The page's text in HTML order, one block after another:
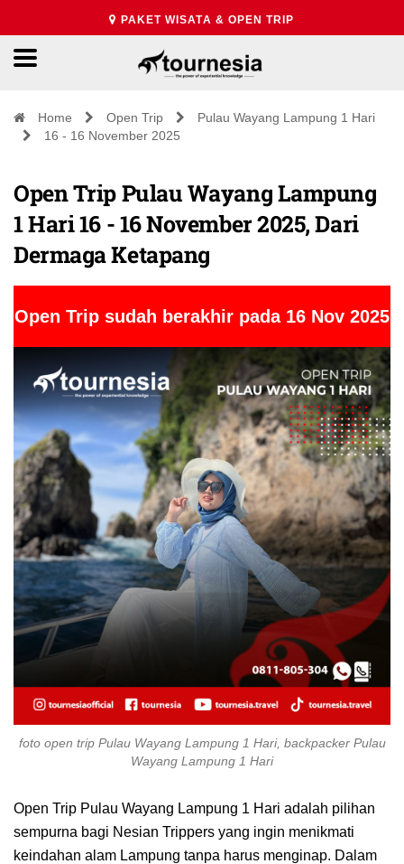
PAKET WISATA & OPEN TRIP
Home Open Trip
Pulau Wayang Lampung 1 Hari
16 - 16 November 2025
Open Trip Pulau Wayang Lampung
1 Hari 16 - 16 November 2025, Dari
Dermaga Ketapang
Open Trip sudah berakhir pada 16 Nov 2025
foto open trip Pulau Wayang Lampung 1 Hari, backpacker Pulau
Wayang Lampung 1 Hari
Open Trip Pulau Wayang Lampung 1 Hari adalah pilihan
sempurna bagi Nesian Trippers yang ingin menikmati
keindahan alam Lampung tanpa harus menginap. Dalam